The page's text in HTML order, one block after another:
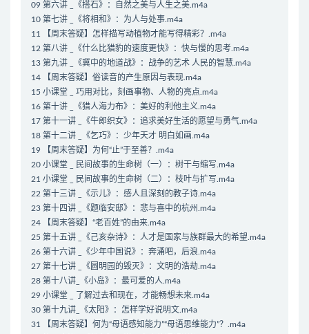
09 第六讲 _《搭石》：自然之美与人生之美.m4a
10 第七讲 _《将相和》：为人与处事.m4a
11 【周末答疑】怎样描写动植物才能写得精彩？.m4a
12 第八讲 _《什么比猎豹的速度更快》：快与慢的思考.m4a
13 第九讲 _《冀中的地道战》：战争的艺术 人民的智慧.m4a
14 【周末答疑】俗读音的产生原因与表现.m4a
15 小课堂 _ 巧用对比，刻画事物、人物的亮点.m4a
16 第十讲 _《猎人海力布》：美好的利他主义.m4a
17 第十一讲 _《牛郎织女》：追求美好生活的愿望与勇气.m4a
18 第十二讲 _《乞巧》：少年天才 明白如画.m4a
19 【周末答疑】为何“止”于至善？.m4a
20 小课堂 _ 民间故事的生命树（一）：树干与缩写.m4a
21 小课堂 _ 民间故事的生命树（二）：枝叶与扩写.m4a
22 第十三讲 _《示儿》：感人且深刻的教子诗.m4a
23 第十四讲 _《题临安邸》：悲与喜中的杭州.m4a
24 【周末答疑】“老百姓”的由来.m4a
25 第十五讲 _《己亥杂诗》：人才是国家与族群最大的希望.m4a
26 第十六讲 _《少年中国说》：奔涌吧，后浪.m4a
27 第十七讲 _《圆明园的毁灭》：文明的浩劫.m4a
28 第十八讲_《小岛》：最可爱的人.m4a
29 小课堂 _ 了解过去和现在，才能畅想未来.m4a
30 第十九讲_《太阳》：怎样学好说明文.m4a
31 【周末答疑】何为“母语感知能力”“母语思维能力”？.m4a